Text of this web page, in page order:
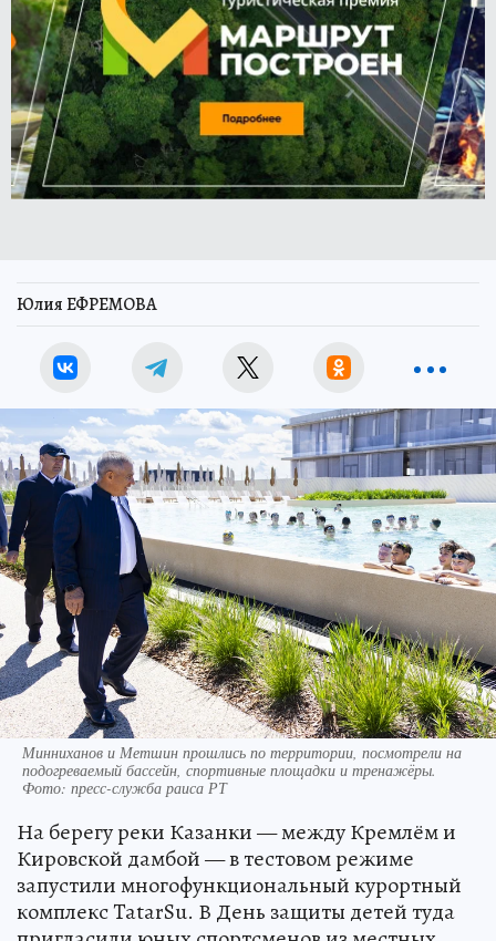
Юлия ЕФРЕМОВА
Минниханов и Метшин прошлись по территории, посмотрели на
подогреваемый бассейн, спортивные площадки и тренажёры.
Фото: пресс-служба раиса РТ
На берегу реки Казанки — между Кремлём и
Кировской дамбой — в тестовом режиме
запустили многофункциональный курортный
комплекс TatarSu. В День защиты детей туда